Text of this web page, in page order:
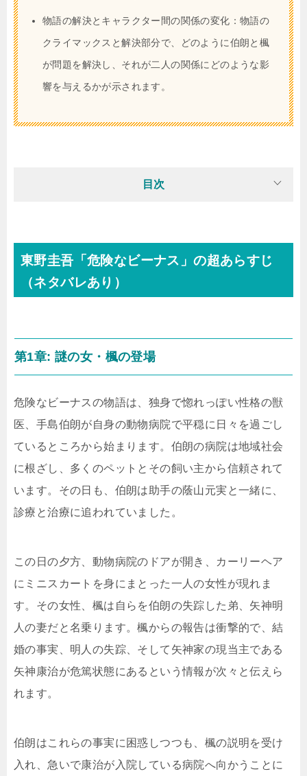
物語の解決とキャラクター間の関係の変化：物語の
クライマックスと解決部分で、どのように伯朗と楓
が問題を解決し、それが二人の関係にどのような影
響を与えるかが示されます。
目次
東野圭吾「危険なビーナス」の超あらすじ
（ネタバレあり）
第1章: 謎の女・楓の登場
危険なビーナスの物語は、独身で惚れっぽい性格の獣
医、手島伯朗が自身の動物病院で平穏に日々を過ごし
ているところから始まります。伯朗の病院は地域社会
に根ざし、多くのペットとその飼い主から信頼されて
います。その日も、伯朗は助手の蔭山元実と一緒に、
診療と治療に追われていました。
この日の夕方、動物病院のドアが開き、カーリーヘア
にミニスカートを身にまとった一人の女性が現れま
す。その女性、楓は自らを伯朗の失踪した弟、矢神明
人の妻だと名乗ります。楓からの報告は衝撃的で、結
婚の事実、明人の失踪、そして矢神家の現当主である
矢神康治が危篤状態にあるという情報が次々と伝えら
れます。
伯朗はこれらの事実に困惑しつつも、楓の説明を受け
入れ、急いで康治が入院している病院へ向かうことに